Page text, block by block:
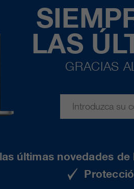
LAS
GRACIAS
últimas novedades